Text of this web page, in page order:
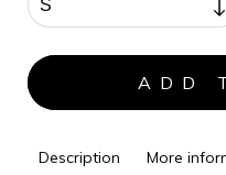
Description More